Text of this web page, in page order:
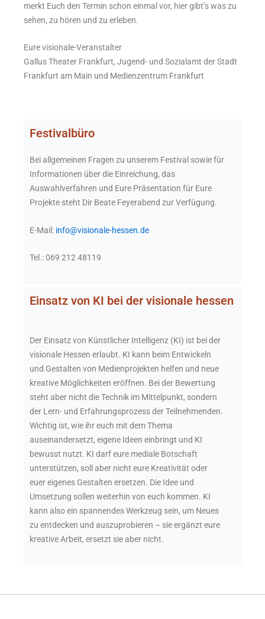
merkt Euch den Termin schon einmal vor, hier gibt’s was zu
sehen, zu hören und zu erleben.
Eure visionale-Veranstalter
Gallus Theater Frankfurt, Jugend- und Sozialamt der Stadt
Frankfurt am Main und Medienzentrum Frankfurt
Festivalbüro
Bei allgemeinen Fragen zu unserem Festival sowie für
Informationen über die Einreichung, das
Auswahlverfahren und Eure Präsentation für Eure
Projekte steht Dir Beate Feyerabend zur Verfügung.
E-Mail: info@visionale-hessen.de
Tel.: 069 212 48119
Einsatz von KI bei der visionale hessen
Der Einsatz von Künstlicher Intelligenz (KI) ist bei der
visionale Hessen erlaubt. KI kann beim Entwickeln
und Gestalten von Medienprojekten helfen und neue
kreative Möglichkeiten eröffnen. Bei der Bewertung
steht aber nicht die Technik im Mittelpunkt, sondern
der Lern- und Erfahrungsprozess der Teilnehmenden.
Wichtig ist, wie ihr euch mit dem Thema
auseinandersetzt, eigene Ideen einbringt und KI
bewusst nutzt. KI darf eure mediale Botschaft
unterstützen, soll aber nicht eure Kreativität oder
euer eigenes Gestalten ersetzen. Die Idee und
Umsetzung sollen weiterhin von euch kommen. KI
kann also ein spannendes Werkzeug sein, um Neues
zu entdecken und auszuprobieren – sie ergänzt eure
kreative Arbeit, ersetzt sie aber nicht.